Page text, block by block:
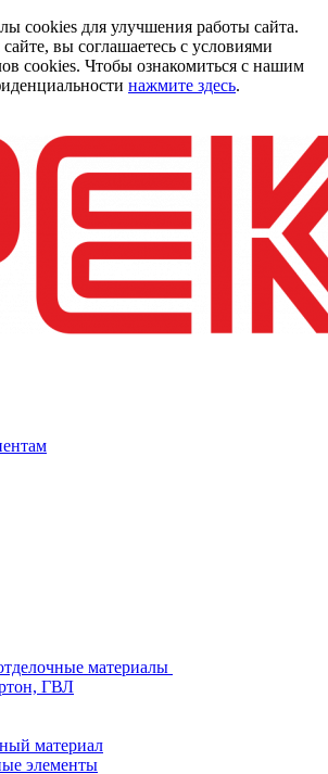
cookies для улучшения работы сайта.
вы соглашаетесь с условиями
cookies. Чтобы ознакомиться с нашим
нажмите здесь.
материалы
ГВЛ
материал
элементы